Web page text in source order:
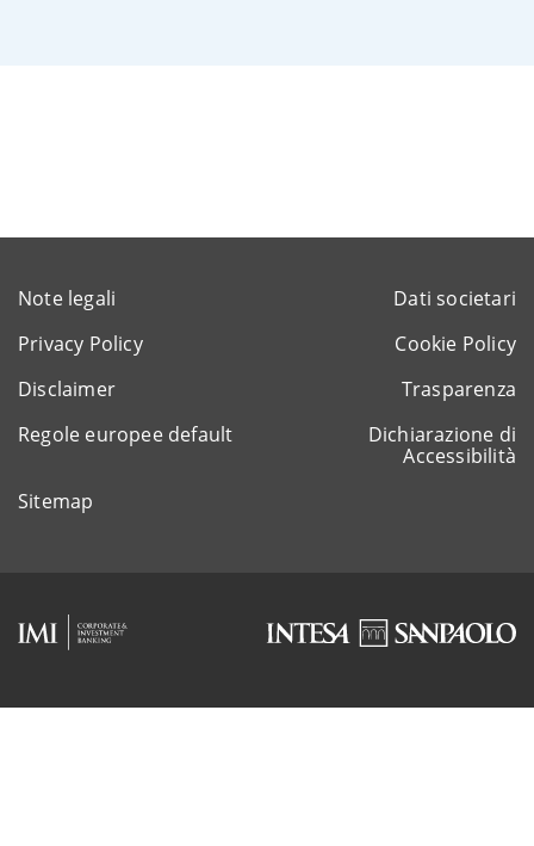
Note legali
Dati societari
Privacy Policy
Cookie Policy
Disclaimer
Trasparenza
Regole europee default
Dichiarazione di
Accessibilità
Sitemap